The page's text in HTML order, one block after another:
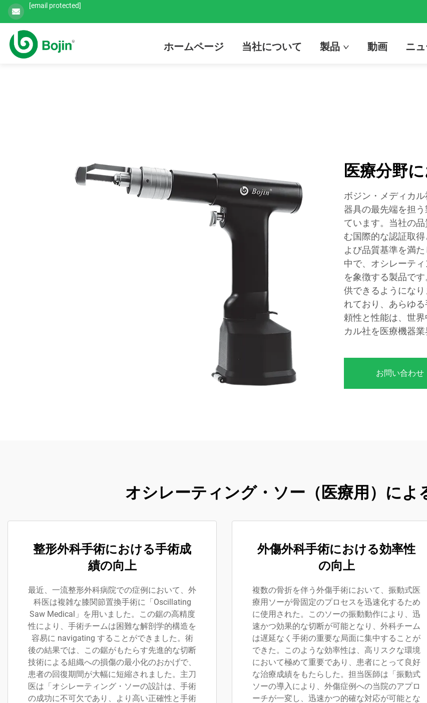
[email protected]
ホームページ 当社について 製品 動画 ニ
医療分野
ボジン・メディカ
器具の最先端を担
ています。当社の
む国際的な認証取
よび品質基準を満
中で、オシレーテ
を象徴する製品で
供できるようにな
れており、あらゆ
頼性と性能は、世
カル社を医療機器
お問い合わせ
オシレーティング・ソー（医療用）によ
整形外科手術における手術成
績の向上
最近、一流整形外科病院での症例において、外
科医は複雑な膝関節置換手術に「Oscillating
Saw Medical」を用いました。この鋸の高精度
性により、手術チームは困難な解剖学的構造を
容易に navigating することができました。術
後の結果では、この鋸がもたらす先進的な切断
技術による組織への損傷の最小化のおかげで、
患者の回復期間が大幅に短縮されました。主刀
医は「オシレーティング・ソーの設計は、手術
の成功に不可欠であり、より高い正確性と手術
外傷外科手術における効率性
の向上
複数の骨折を伴う外傷手術において、振動式医
療用ソーが骨固定のプロセスを迅速化するため
に使用された。このソーの振動動作により、迅
速かつ効果的な切断が可能となり、外科チーム
は遅延なく手術の重要な局面に集中することが
できた。このような効率性は、高リスクな環境
において極めて重要であり、患者にとって良好
な治療成績をもたらした。担当医師は「振動式
ソーの導入により、外傷症例への当院のアプロ
ーチが一変し、迅速かつ的確な対応が可能とな